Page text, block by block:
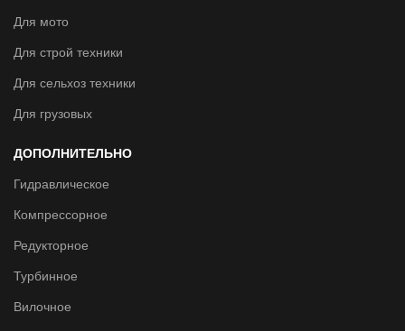
Для мото
Для строй техники
Для сельхоз техники
Для грузовых
ДОПОЛНИТЕЛЬНО
Гидравлическое
Компрессорное
Редукторное
Турбинное
Вилочное